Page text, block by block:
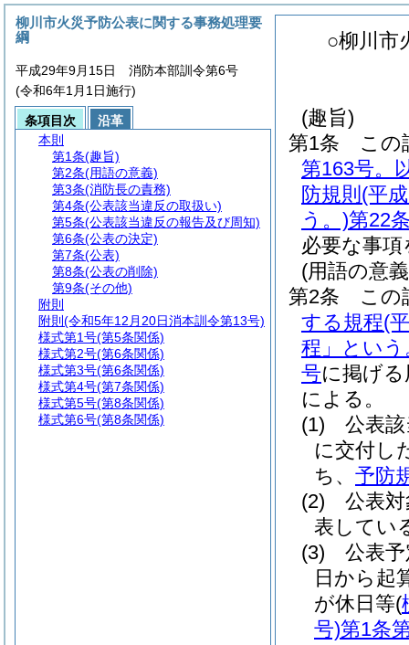
○柳川市
(趣旨)
第1条
この
第163号。
防規則 (平
う。)第22
必要な事
(用語の意
第2条
この
する規程(
程」という
号に掲げ
による。
(1)
公表
に交付し
ち、 予防
(2)
公表
表してい
(3)
公表
日から起
が休日等(
号)第1条
柳川市火災予防公表に関する事務処理要
綱
平成29年9月15日 消防本部訓令第6号
(令和6年1月1日施行)
条項目次
沿革
本則
第1条(趣旨)
第2条(用語の意義)
第3条(消防長の責務)
第4条(公表該当違反の取扱い)
第5条(公表該当違反の報告及び周知)
第6条(公表の決定)
第7条(公表)
第8条(公表の削除)
第9条(その他)
附則
附則 (令和5年12月20日消本訓令第13号)
様式第1号(第5条関係)
様式第2号(第6条関係)
様式第3号(第6条関係)
様式第4号(第7条関係)
様式第5号(第8条関係)
様式第6号(第8条関係)